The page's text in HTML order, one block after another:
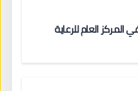
المركز العام للرعاية